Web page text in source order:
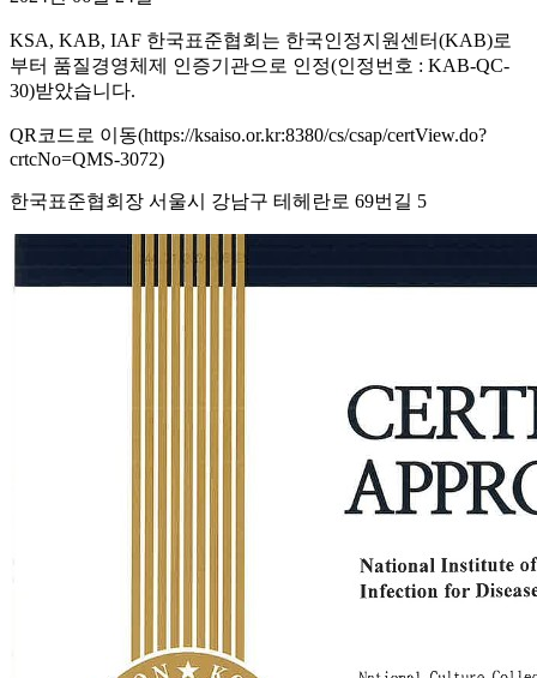
KSA, KAB, IAF 한국표준협회는 한국인정지원센터(KAB)로
부터 품질경영체제 인증기관으로 인정(인정번호 : KAB-QC-
30)받았습니다.
QR코드로 이동(https://ksaiso.or.kr:8380/cs/csap/certView.do?
crtcNo=QMS-3072)
한국표준협회장 서울시 강남구 테헤란로 69번길 5